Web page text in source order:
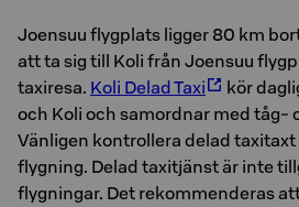
Joensuu flygplats ligger 80 km
att ta sig till Koli från Joensuu
taxiresa. Koli Delad Taxi
kör
och Koli och samordnar med tåg-
Vänligen kontrollera delad
flygning. Delad taxitjänst är inte
flygningar. Det rekommenderas